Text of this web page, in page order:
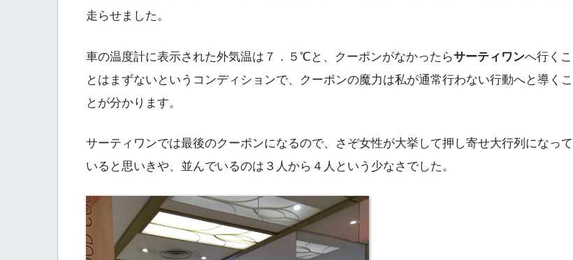
走らせました。
車の温度計に表示された外気温は７．５℃と、クーポンがなかったらサーティワンへ行くこ
とはまずないというコンディションで、クーポンの魔力は私が通常行わない行動へと導くこ
とが分かります。
サーティワンでは最後のクーポンになるので、さぞ女性が大挙して押し寄せ大行列になって
いると思いきや、並んでいるのは３人から４人という少なさでした。